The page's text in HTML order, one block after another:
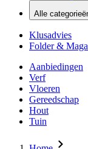
Alle
Klusadvies
Folder &
Aanbiedingen
Verf
Vloeren
Gereedschap
Hout
Tuin